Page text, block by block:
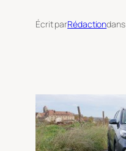
Écrit parRédactiondans